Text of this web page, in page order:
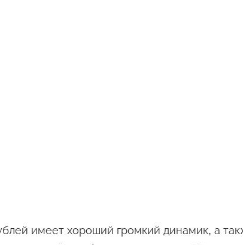
имеет хороший громкий динамик, а